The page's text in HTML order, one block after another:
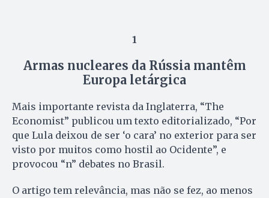
1
Armas nucleares da Rússia mantêm
Europa letárgica
Mais importante revista da Inglaterra, “The
Economist” publicou um texto editorializado, “Por
que Lula deixou de ser ‘o cara’ no exterior para ser
visto por muitos como hostil ao Ocidente”, e
provocou “n” debates no Brasil.
O artigo tem relevância, mas não se fez, ao menos